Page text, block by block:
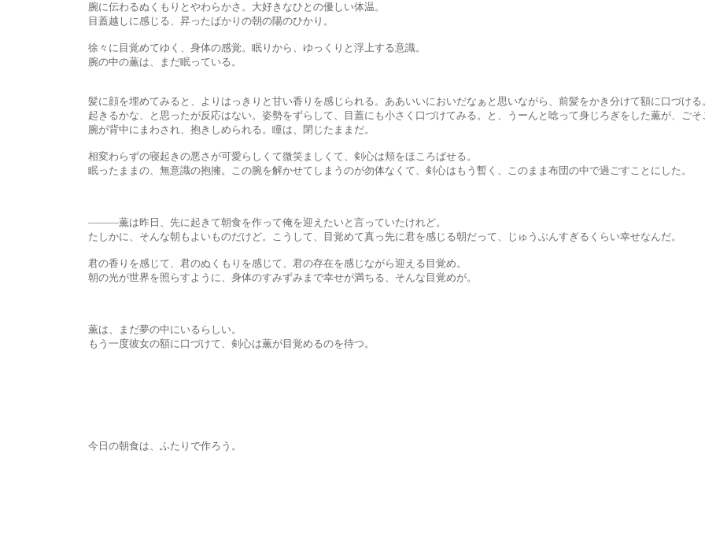
腕に伝わるぬくもりとやわらかさ。大好きなひとの優しい体温。
目蓋越しに感じる、昇ったばかりの朝の陽のひかり。
徐々に目覚めてゆく、身体の感覚。眠りから、ゆっくりと浮上する意識。
腕の中の薫は、まだ眠っている。
髪に顔を埋めてみると、よりはっきりと甘い香りを感じられる。ああいいにおいだなぁと思いながら、前髪をかき分けて額に口づける
起きるかな、と思ったが反応はない。姿勢をずらして、目蓋にも小さく口づけてみる。と、うーんと唸って身じろぎをした薫が、ごそご
腕が背中にまわされ、抱きしめられる。瞳は、閉じたままだ。
相変わらずの寝起きの悪さが可愛らしくて微笑ましくて、剣心は頬をほころばせる。
眠ったままの、無意識の抱擁。この腕を解かせてしまうのが勿体なくて、剣心はもう暫く、このまま布団の中で過ごすことにした。
―――薫は昨日、先に起きて朝食を作って俺を迎えたいと言っていたけれど。
たしかに、そんな朝もよいものだけど。こうして、目覚めて真っ先に君を感じる朝だって、じゅうぶんすぎるくらい幸せなんだ。
君の香りを感じて、君のぬくもりを感じて、君の存在を感じながら迎える目覚め。
朝の光が世界を照らすように、身体のすみずみまで幸せが満ちる、そんな目覚めが。
薫は、まだ夢の中にいるらしい。
もう一度彼女の額に口づけて、剣心は薫が目覚めるのを待つ。
今日の朝食は、ふたりで作ろう。